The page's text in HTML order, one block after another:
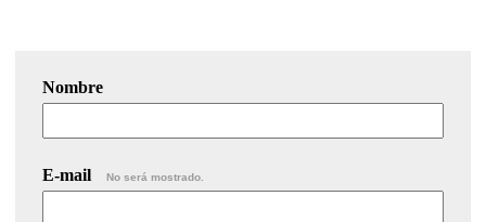
Nombre
E-mail No será mostrado.